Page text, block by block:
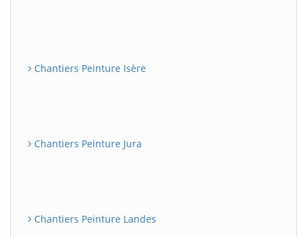
Chantiers Peinture Isère
Chantiers Peinture Jura
Chantiers Peinture Landes